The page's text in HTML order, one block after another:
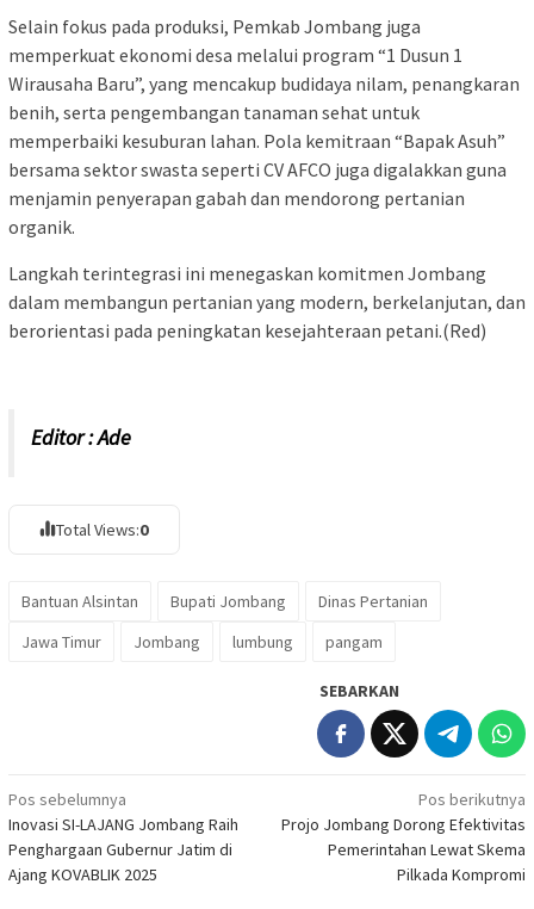
Selain fokus pada produksi, Pemkab Jombang juga
memperkuat ekonomi desa melalui program “1 Dusun 1
Wirausaha Baru”, yang mencakup budidaya nilam, penangkaran
benih, serta pengembangan tanaman sehat untuk
memperbaiki kesuburan lahan. Pola kemitraan “Bapak Asuh”
bersama sektor swasta seperti CV AFCO juga digalakkan guna
menjamin penyerapan gabah dan mendorong pertanian
organik.
Langkah terintegrasi ini menegaskan komitmen Jombang
dalam membangun pertanian yang modern, berkelanjutan, dan
berorientasi pada peningkatan kesejahteraan petani.(Red)
Editor : Ade
Total Views:0
Bantuan Alsintan Bupati Jombang
Dinas Pertanian
Jawa Timur
Jombang lumbung pangam
SEBARKAN
Navigasi
pos
Pos sebelumnya
Inovasi SI-LAJANG Jombang Raih
Penghargaan Gubernur Jatim di
Ajang KOVABLIK 2025
Pos berikutnya
Projo Jombang Dorong Efektivitas
Pemerintahan Lewat Skema
Pilkada Kompromi